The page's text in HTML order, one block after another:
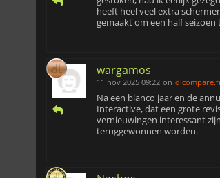
heeft heel veel extra
gemaakt om een half seizoen
wargamos
11 nov 2025 09:22 on
Na een blanco jaar en de
Interactive, dat een grote
vernieuwingen interessant
teruggewonnen worden.